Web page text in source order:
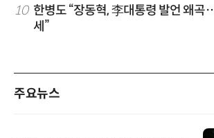
10 한병도 “장동혁, 李대통령 발언 왜
세”
주요뉴스